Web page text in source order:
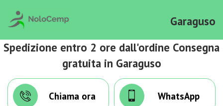
Garaguso
Spedizione entro 2 ore dall'ordine Consegna
gratuita in Garaguso
Chiama ora WhatsApp